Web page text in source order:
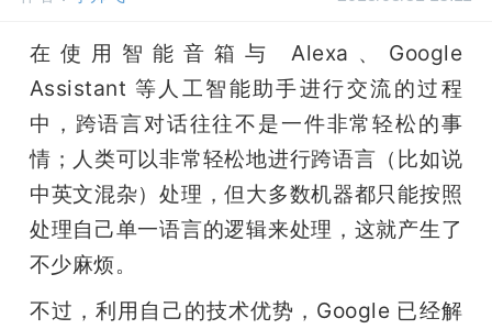
公
开
课
在使用智能音箱与 Alexa、Google
Assistant 等人工智能助手进行交流的过程
中，跨语言对话往往不是一件非常轻松的事
情；人类可以非常轻松地进行跨语言（比如说
中英文混杂）处理，但大多数机器都只能按照
处理自己单一语言的逻辑来处理，这就产生了
不少麻烦。
不过，利用自己的技术优势，Google 已经解